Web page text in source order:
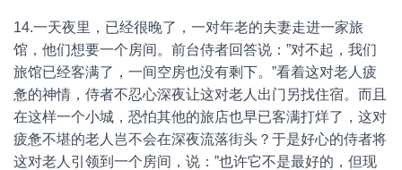
14.一天夜里，已经很晚了，一对年老的夫妻走进一家旅
馆，他们想要一个房间。前台侍者回答说：”对不起，我们
旅馆已经客满了，一间空房也没有剩下。”看着这对老人疲
惫的神情，侍者不忍心深夜让这对老人出门另找住宿。而且
在这样一个小城，恐怕其他的旅店也早已客满打烊了，这对
疲惫不堪的老人岂不会在深夜流落街头？于是好心的侍者将
这对老人引领到一个房间，说：”也许它不是最好的，但现